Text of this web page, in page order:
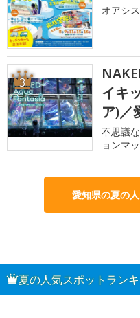
オアシ
3
イキ
ア)／
不思議
ョンマ
愛知県の夏の
夏の人気スポットランキ